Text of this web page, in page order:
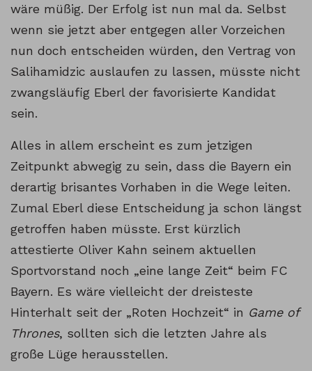
wäre müßig. Der Erfolg ist nun mal da. Selbst
wenn sie jetzt aber entgegen aller Vorzeichen
nun doch entscheiden würden, den Vertrag von
Salihamidzic auslaufen zu lassen, müsste nicht
zwangsläufig Eberl der favorisierte Kandidat
sein.
Alles in allem erscheint es zum jetzigen
Zeitpunkt abwegig zu sein, dass die Bayern ein
derartig brisantes Vorhaben in die Wege leiten.
Zumal Eberl diese Entscheidung ja schon längst
getroffen haben müsste. Erst kürzlich
attestierte Oliver Kahn seinem aktuellen
Sportvorstand noch „eine lange Zeit“ beim FC
Bayern. Es wäre vielleicht der dreisteste
Hinterhalt seit der „Roten Hochzeit“ in Game of
Thrones, sollten sich die letzten Jahre als
große Lüge herausstellen.